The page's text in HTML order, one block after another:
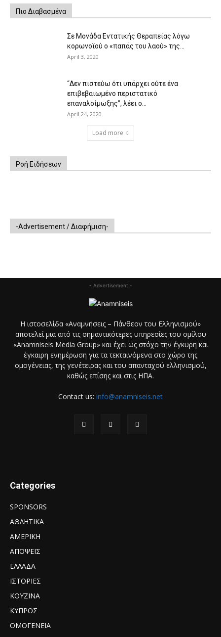
Πιο Διαβασμένα
Σε Μονάδα Εντατικής Θεραπείας λόγω
κορωνοϊού ο «παπάς του λαού» της...
April 3, 2020
“Δεν πιστεύω ότι υπάρχει ούτε ένα
επιβεβαιωμένο περιστατικό
επαναλοίμωξης”, λέει ο...
April 24, 2020
Load more
Ροή Ειδήσεων
-Advertisement / Διαφήμιση-
- Advertisement -
Η ιστοσελίδα «Αναμνήσεις – Πάνθεον του Ελληνισμού»
αποτελεί μια από τις σημαντικότερες υπηρεσίες του ομίλου
«Anamniseis Media Group» και έχει ως στόχο την έγκυρη και
έγκαιρη ενημέρωση για τα τεκταινόμενα στο χώρο της
ομογένειας, της γενέτειρας και του απανταχού ελληνισμού,
καθώς επίσης και στις ΗΠΑ.
Contact us: info@anamniseis.net
Categories
SPONSORS
ΑΘΛΗΤΙΚΑ
ΑΜΕΡΙΚΗ
ΑΠΟΨΕΙΣ
ΕΛΛΑΔΑ
ΙΣΤΟΡΙΕΣ
ΚΟΥΖΙΝΑ
ΚΥΠΡΟΣ
ΟΜΟΓΕΝΕΙΑ